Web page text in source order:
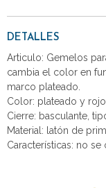
DETALLES
Articulo: Gemelos
cambia el color en
marco plateado.
Color: plateado y rojo
Cierre: basculante,
Material: latón de
Características: no